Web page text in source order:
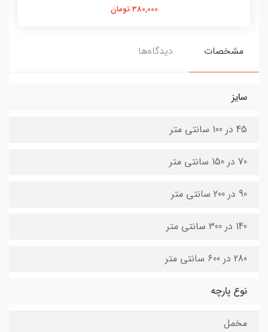
380,000 تومان
مشخصات دیدگاه‌ها
سایز
45 در 100 سانتی متر
70 در 150 سانتی متر
90 در 200 سانتی متر
140 در 300 سانتی متر
280 در 600 سانتی متر
نوع پارچه
مخمل